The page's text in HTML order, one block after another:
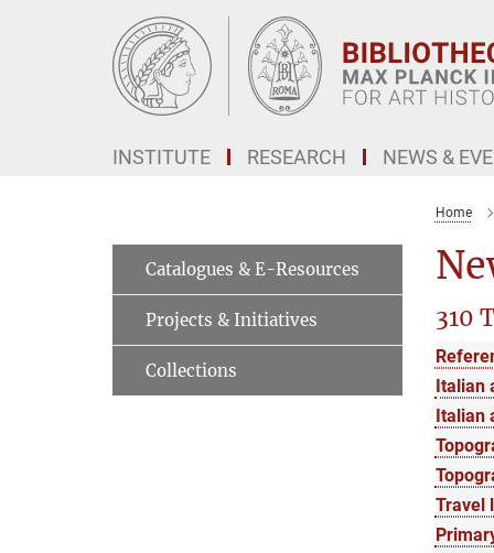
INSTITUTE RESEARCH NEWS &
Home
310
Italian
Italian
Travel
Catalogues & E-Resources
Projects & Initiatives
Collections